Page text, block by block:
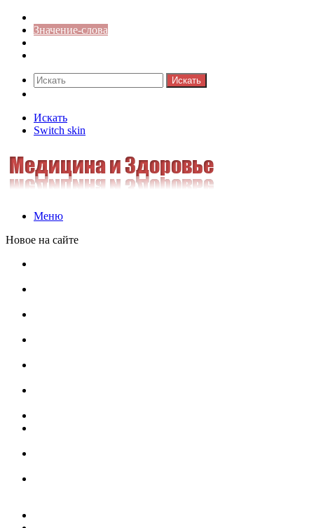
Значение-слова
Искать
Искать
Switch skin
Меню
Новое на сайте